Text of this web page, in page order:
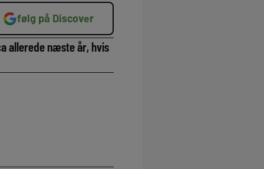
følg på Discover
allerede næste år, hvis